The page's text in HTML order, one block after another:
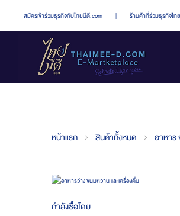
สมัครเข้าร่วมธุรกิจกับไทยมีดี.com | ร้านค้าที่ร่วมธุรกิจไท
หน้าแรก สินค้าทั้งหมด อาหาร
กำลังซื้อโดย